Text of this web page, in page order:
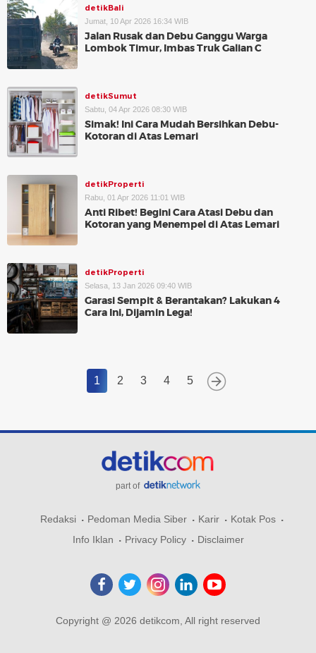
detikBali
Jumat, 10 Apr 2026 16:34 WIB
Jalan Rusak dan Debu Ganggu Warga
Lombok Timur, Imbas Truk Galian C
detikSumut
Sabtu, 04 Apr 2026 08:30 WIB
Simak! Ini Cara Mudah Bersihkan Debu-
Kotoran di Atas Lemari
detikProperti
Rabu, 01 Apr 2026 11:01 WIB
Anti Ribet! Begini Cara Atasi Debu dan
Kotoran yang Menempel di Atas Lemari
detikProperti
Selasa, 13 Jan 2026 09:40 WIB
Garasi Sempit & Berantakan? Lakukan 4
Cara Ini, Dijamin Lega!
1 2 3 4 5
part of
Redaksi Pedoman Media Siber Karir
Kotak Pos
Info Iklan
Privacy Policy Disclaimer
Copyright @ 2026 detikcom, All right reserved